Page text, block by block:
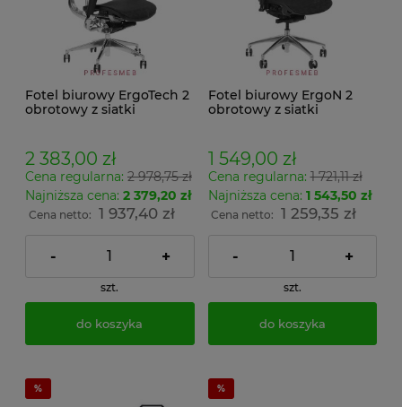
Fotel biurowy ErgoTech 2
obrotowy z siatki
regulacja oparcia
lędźwiowego
2 383,00 zł
Cena regularna: 2 978,75 zł
Najniższa cena: 2 379,20 zł
Cena netto: 1 937,40 zł
- +
szt.
do koszyka
Fotel biurowy ErgoN 2
obrotowy z siatki
regulacja oparcia razem z
wyprofilowaniem
lędźwiowym
1 549,00 zł
Cena regularna:1 721,11 zł
Najniższa cena: 1 543,50 zł
Cena netto: 1 259,35 zł
- +
szt.
do koszyka